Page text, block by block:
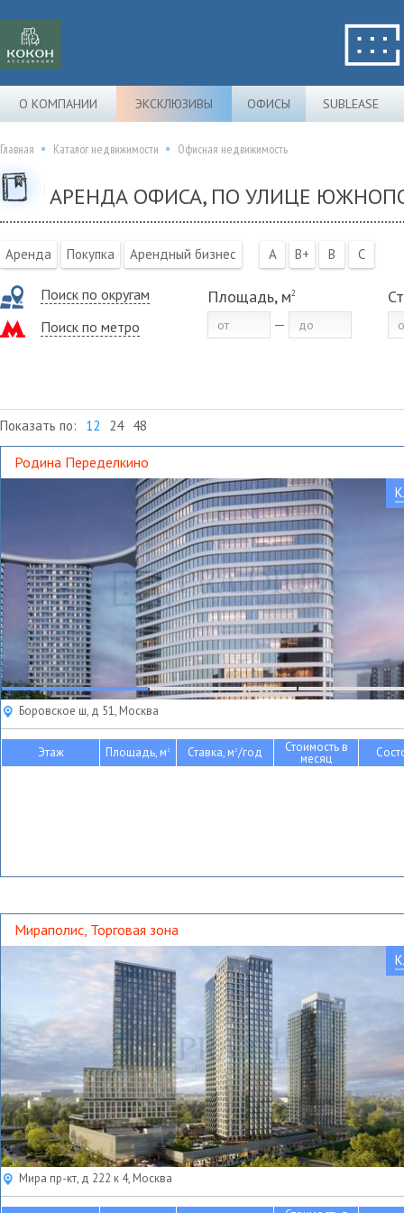
О КОМПАНИИ ЭКСКЛЮЗИВЫ ОФИСЫ SUBLEASE
Главная Каталог недвижимости Офисная недвижимость
АРЕНДА ОФИСА, ПО УЛИЦЕ
Аренда Покупка Арендный бизнес A B+ B C
Поиск по округам
Поиск по метро
Площадь, м2
Показать по: 12 24 48
Родина Переделкино
Боровское ш, д 51, Москва
Этаж Площадь, м2 Ставка, м2/год Стоимость в
месяц
Мираполис, Торговая зона
Мира пр-кт, д 222 к 4, Москва